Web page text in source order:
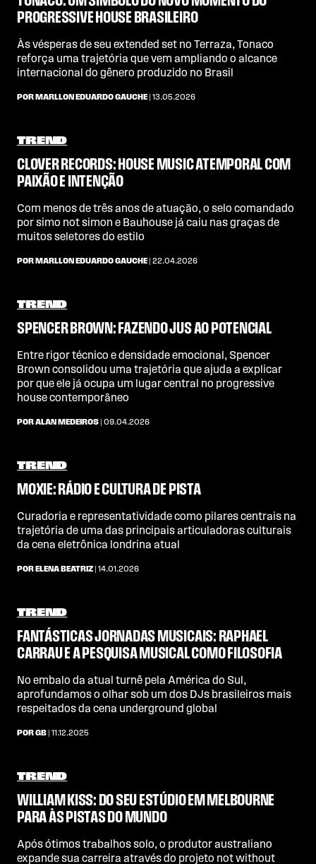
PROGRESSIVE HOUSE BRASILEIRO
Às vésperas de seu extended set no Terraza, Tonaco
reforça uma trajetória que vem ampliando o alcance
internacional do gênero produzido no Brasil
POR MARLLON EDUARDO GAUCHE | 13.05.2026
TREND
CLOVER RECORDS: HOUSE MUSIC ATEMPORAL COM
PAIXÃO E INTENÇÃO
Com menos de três anos de atuação, o selo comandado
por simo not simon e Bauhouse já caiu nas graças de
muitos seletores do estilo
POR MARLLON EDUARDO GAUCHE | 22.04.2026
TREND
SPENCER BROWN: FAZENDO JUS AO POTENCIAL
Entre rigor técnico e densidade emocional, Spencer
Brown consolidou uma trajetória que ajuda a explicar
por que ele já ocupa um lugar central no progressive
house contemporâneo
POR ALAN MEDEIROS | 09.04.2026
TREND
MOXIE: RÁDIO E CULTURA DE PISTA
Curadoria e representatividade como pilares centrais na
trajetória de uma das principais articuladoras culturais
da cena eletrônica londrina atual
POR ELENA BEATRIZ | 14.01.2026
TREND
FANTÁSTICAS JORNADAS MUSICAIS: RAPHAEL
CARRAU E A PESQUISA MUSICAL COMO FILOSOFIA
No embalo da atual turnê pela América do Sul,
aprofundamos o olhar sob um dos DJs brasileiros mais
respeitados da cena underground global
POR GB | 11.12.2025
TREND
WILLIAM KISS: DO SEU ESTÚDIO EM MELBOURNE
PARA ÀS PISTAS DO MUNDO
Após ótimos trabalhos solo, o produtor australiano
expande sua carreira através do projeto not without